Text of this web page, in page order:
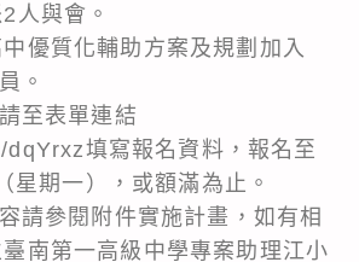
人與會。
優質化輔助方案及規劃加入
。
至表單連結
填寫報名資料，報名至
星期一），或額滿為止。
請參閱附件實施計畫，如有相
南第一高級中學專案助理江小